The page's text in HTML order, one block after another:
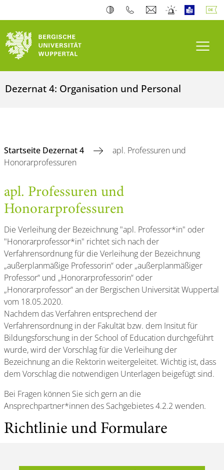
Dezernat 4: Organisation und Personal
Startseite Dezernat 4
apl. Professuren und
Honorarprofessuren
apl. Professuren und
Honorarprofessuren
Die Verleihung der Bezeichnung "apl. Professor*in" oder
"Honorarprofessor*in" richtet sich nach der
Verfahrensordnung für die Verleihung der Bezeichnung
„außerplanmäßige Professorin“ oder „außerplanmäßiger
Professor“ und „Honorarprofessorin“ oder
„Honorarprofessor“ an der Bergischen Universität Wuppertal
vom 18.05.2020.
Nachdem das Verfahren entsprechend der
Verfahrensordnung in der Fakultät bzw. dem Insitut für
Bildungsforschung in der School of Education durchgeführt
wurde, wird der Vorschlag für die Verleihung der
Bezeichnung an die Rektorin weitergeleitet. Wichtig ist, dass
dem Vorschlag die notwendigen Unterlagen beigefügt sind.
Bei Fragen können Sie sich gern an die
Ansprechpartner*innen des Sachgebietes 4.2.2 wenden.
Richtlinie und Formulare